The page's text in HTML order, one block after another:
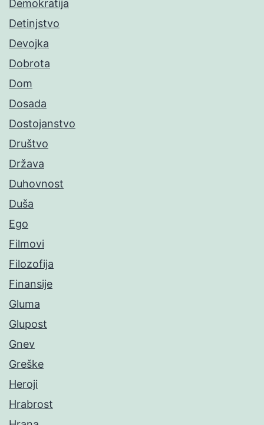
Demokratija
Detinjstvo
Devojka
Dobrota
Dom
Dosada
Dostojanstvo
Društvo
Država
Duhovnost
Duša
Ego
Filmovi
Filozofija
Finansije
Gluma
Glupost
Gnev
Greške
Heroji
Hrabrost